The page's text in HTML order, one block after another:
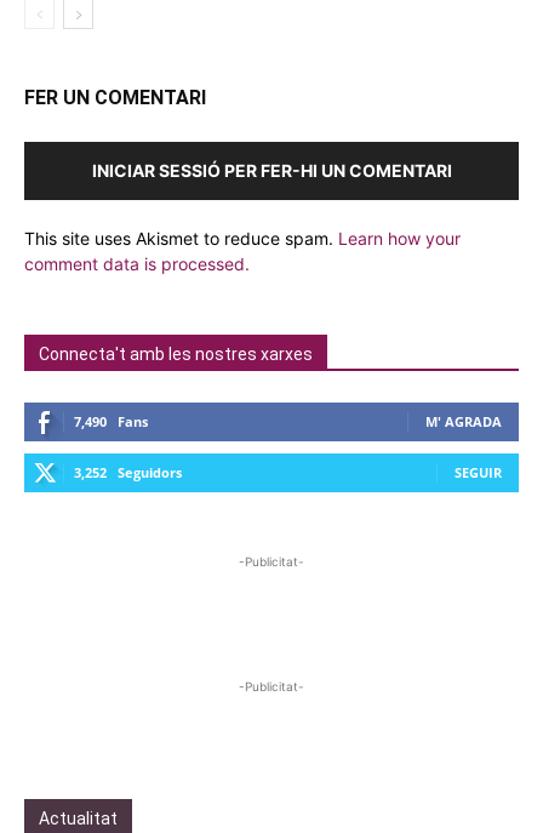
FER UN COMENTARI
INICIAR SESSIÓ PER FER-HI UN COMENTARI
This site uses Akismet to reduce spam. Learn how your
comment data is processed.
Connecta't amb les nostres xarxes
7,490 Fans M' AGRADA
3,252 Seguidors SEGUIR
-Publicitat-
-Publicitat-
Actualitat